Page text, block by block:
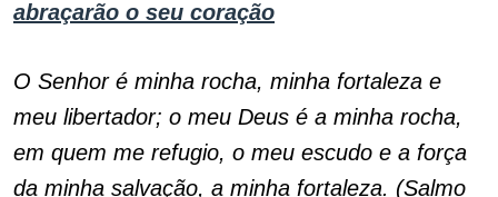
abraçarão o seu coração
O Senhor é minha rocha, minha fortaleza e
meu libertador; o meu Deus é a minha rocha,
em quem me refugio, o meu escudo e a força
da minha salvação, a minha fortaleza. (Salmo